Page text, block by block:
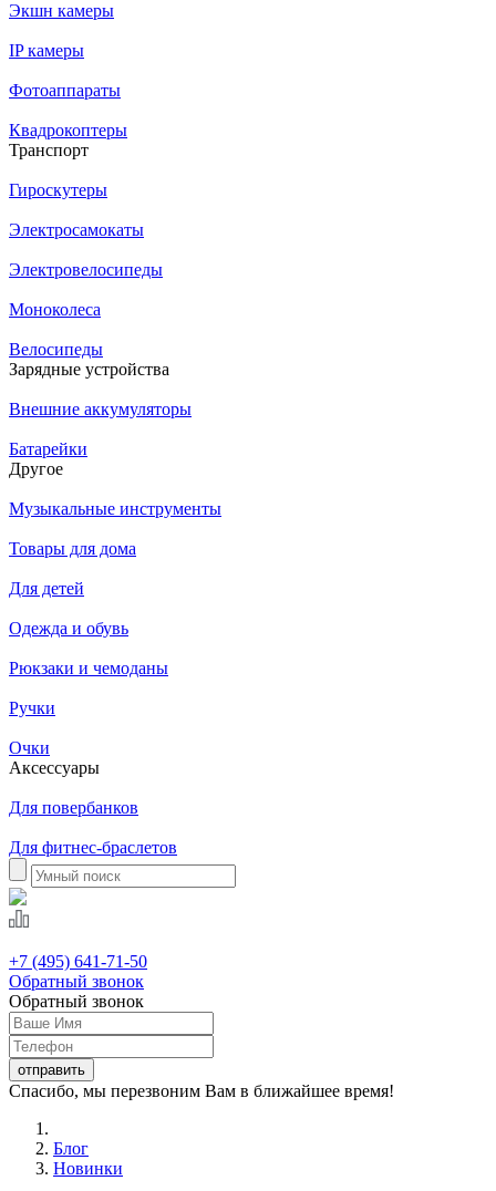
Экшн камеры
IP камеры
Фотоаппараты
Квадрокоптеры
Транспорт
Гироскутеры
Электросамокаты
Электровелосипеды
Моноколеса
Велосипеды
Зарядные устройства
Внешние аккумуляторы
Батарейки
Другое
Музыкальные инструменты
Товары для дома
Для детей
Одежда и обувь
Рюкзаки и чемоданы
Ручки
Очки
Аксессуары
Для повербанков
Для фитнес-браслетов
+7 (495) 641-71-50
Обратный звонок
Обратный звонок
Спасибо, мы перезвоним Вам в ближайшее время!
Блог
Новинки